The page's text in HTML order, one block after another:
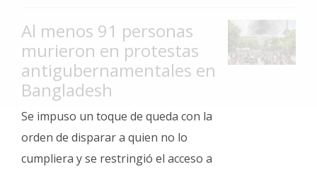
Fotos
de
Familia
Clasificados
Fúnebres
Al menos 91 personas
murieron en protestas
antigubernamentales en
Bangladesh
Se impuso un toque de queda con la
orden de disparar a quien no lo
cumpliera y se restringió el acceso a